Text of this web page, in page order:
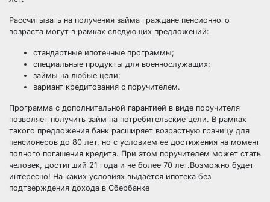
Рассчитывать на получения займа граждане пенсионного
возраста могут в рамках следующих предложений:
стандартные ипотечные программы;
специальные продукты для военнослужащих;
займы на любые цели;
вариант кредитования с поручителем.
Программа с дополнительной гарантией в виде поручителя
позволяет получить займ на потребительские цели. В рамках
такого предложения банк расширяет возрастную границу для
пенсионеров до 80 лет, но с условием ее достижения на момент
полного погашения кредита. При этом поручителем может стать
человек, достигший 21 года и не более 70 лет.Возможно будет
интересно! На каких условиях выдается ипотека без
подтверждения дохода в Сбербанке